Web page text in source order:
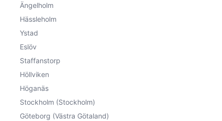
Ängelholm
Hässleholm
Ystad
Eslöv
Staffanstorp
Höllviken
Höganäs
Stockholm (Stockholm)
Göteborg (Västra Götaland)